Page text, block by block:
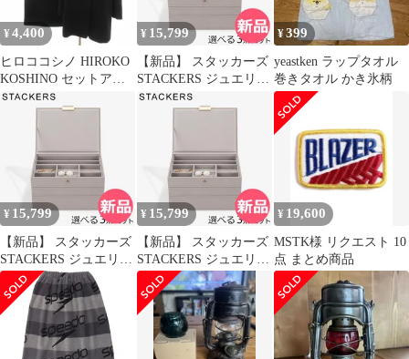
¥ 4,400
ヒロココシノ HIROKO
KOSHINO セットアッ
プ フォーマル スーツ
ノーカラージャケット
タイトスカート 9 黒 ブ
ラック /NL ■STK
¥ 15,799
【新品】 スタッカーズ
STACKERS ジュエリー
ボックス 選べる3点セ
ット ジュエリーケース
アクセサリーケース ク
ラシック 蓋付きボック
ス グレージュ オープン
ケース [STK-80]
¥399
yeastken ラップタオル
巻きタオル かき氷柄
¥ 15,799
【新品】 スタッカーズ
STACKERS ジュエリー
ボックス 選べる3点セ
ット ジュエリーケース
アクセサリーケース ク
ラシック 蓋付きボック
ス グレージュ 4個仕切
¥ 15,799
【新品】 スタッカーズ
STACKERS ジュエリー
ボックス 選べる3点セ
ット ジュエリーケース
アクセサリーケース ク
ラシック 蓋付きボック
ス グレージュ 25個仕切
¥ 19,600
MSTK様 リクエスト 10
点 まとめ商品